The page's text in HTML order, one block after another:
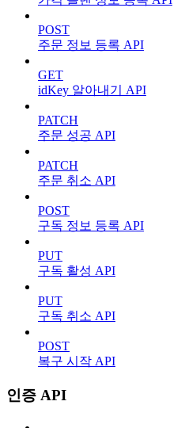
POST
주문 정보 등록 API
GET
idKey 알아내기 API
PATCH
주문 성공 API
PATCH
주문 취소 API
POST
구독 정보 등록 API
PUT
구독 활성 API
PUT
구독 취소 API
POST
복구 시작 API
인증 API